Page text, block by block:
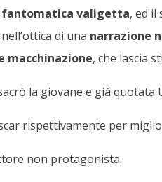
fantomatica valigetta, ed il
di una narrazione
macchinazione, che lascia
la giovane e già quotata
rispettivamente per
non protagonista.